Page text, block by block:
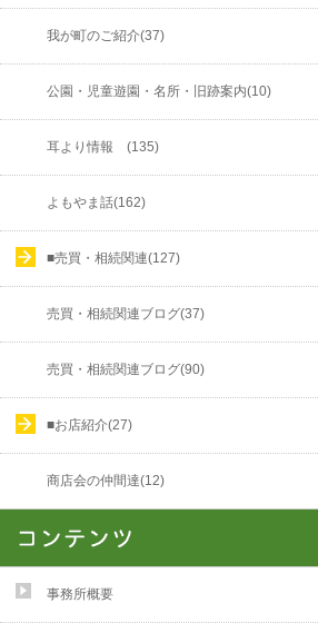
我が町のご紹介(37)
公園・児童遊園・名所・旧跡案内(10)
耳より情報 (135)
よもやま話(162)
■売買・相続関連(127)
売買・相続関連ブログ(37)
売買・相続関連ブログ(90)
■お店紹介(27)
商店会の仲間達(12)
事務所概要